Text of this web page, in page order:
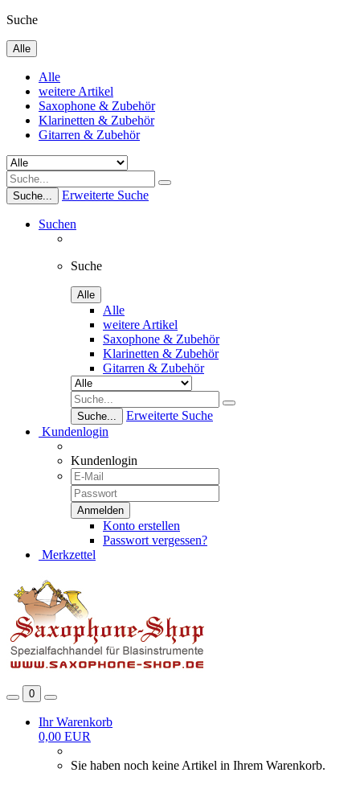
Suche
Alle
Alle
weitere Artikel
Saxophone & Zubehör
Klarinetten & Zubehör
Gitarren & Zubehör
Suche... Erweiterte Suche
Suchen
Suche
Alle
Alle
weitere Artikel
Saxophone & Zubehör
Klarinetten & Zubehör
Gitarren & Zubehör
Suche...
Erweiterte Suche
Kundenlogin
Kundenlogin
Konto erstellen
Passwort vergessen?
Merkzettel
0
Ihr Warenkorb
0,00 EUR
Sie haben noch keine Artikel in Ihrem Warenkorb.